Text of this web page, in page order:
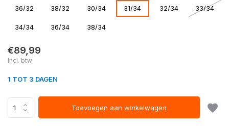
36/32 38/32 30/34 31/34 32/34 33/34
34/34 36/34 38/34
€89,99
Incl. btw
1 TOT 3 DAGEN
Toevoegen aan winkelwagen